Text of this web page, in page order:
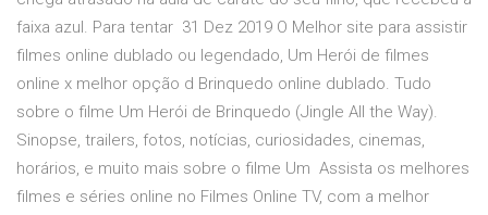
faixa azul. Para tentar 31 Dez 2019 O Melhor site para assistir
filmes online dublado ou legendado, Um Herói de filmes
online x melhor opção d Brinquedo online dublado. Tudo
sobre o filme Um Herói de Brinquedo (Jingle All the Way).
Sinopse, trailers, fotos, notícias, curiosidades, cinemas,
horários, e muito mais sobre o filme Um Assista os melhores
filmes e séries online no Filmes Online TV, com a melhor